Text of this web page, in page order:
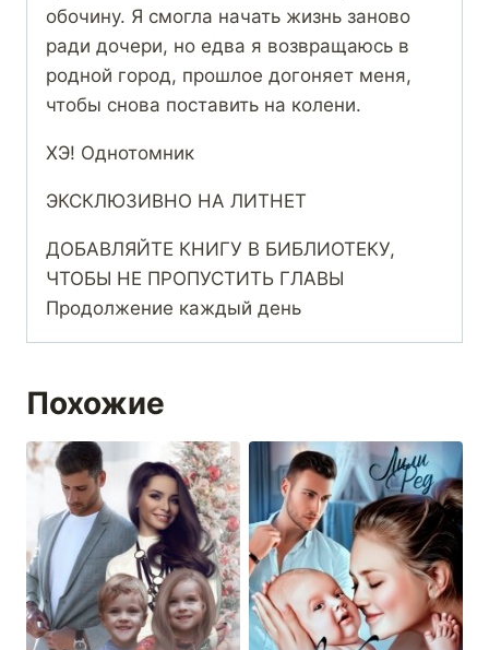
обочину. Я смогла начать жизнь заново
ради дочери, но едва я возвращаюсь в
родной город, прошлое догоняет меня,
чтобы снова поставить на колени.
ХЭ! Однотомник
ЭКСКЛЮЗИВНО НА ЛИТНЕТ
ДОБАВЛЯЙТЕ КНИГУ В БИБЛИОТЕКУ,
ЧТОБЫ НЕ ПРОПУСТИТЬ ГЛАВЫ
Продолжение каждый день
Похожие